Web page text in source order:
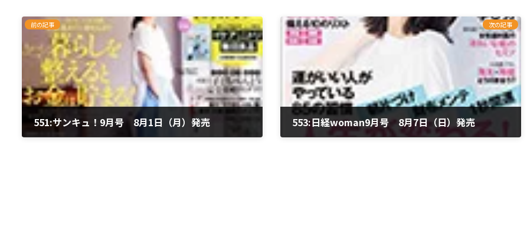
前の記事
551:サンキュ！9月号 8月1日（月）発売
次の記事
553:日経woman9月号 8月7日（日）発売